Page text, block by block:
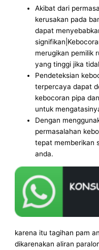
Akibat dari
kerusakan pada
dapat
merugikan pemilik
yang tinggi jika
Pendeteksian
terpercaya dapat
kebocoran pipa
untuk
Dengan
permasalahan
tepat memberikan
anda.
karena itu tagihan pam
dikarenakan aliran